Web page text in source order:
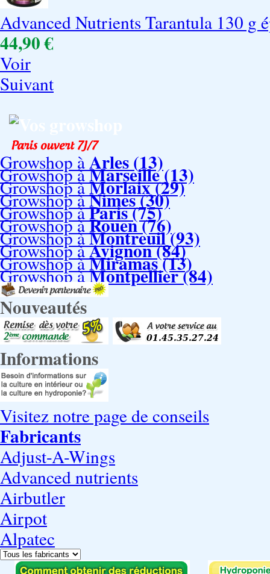
Advanced Nutrients Tarantula 130 g
44,90 €
Voir
Suivant
Growshop àArles (13)
Growshop àMarseille (13)
Growshop àMorlaix (29)
Growshop àNimes (30)
Growshop àParis (75)
Growshop àRouen (76)
Growshop àMontreuil (93)
Growshop àAvignon (84)
Growshop àMiramas (13)
Growshop àMontpellier (84)
Nouveautés
Informations
Visitez notre page de conseils
Fabricants
Adjust-A-Wings
Advanced nutrients
Airbutler
Airpot
Alpatec